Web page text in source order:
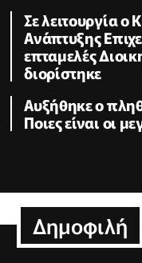
Σε λειτουργία
Ανάπτυξης
επταμελές
διορίστηκε
Aυξήθηκε o
Ποιες είναι οι
Δημοφιλή